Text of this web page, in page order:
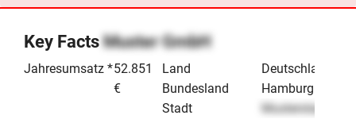
Key FactsMuster GmbH
Jahresumsatz *52.851
€
Land
Deutschland
Bundesland
Hamburg
Stadt
Musterstadt